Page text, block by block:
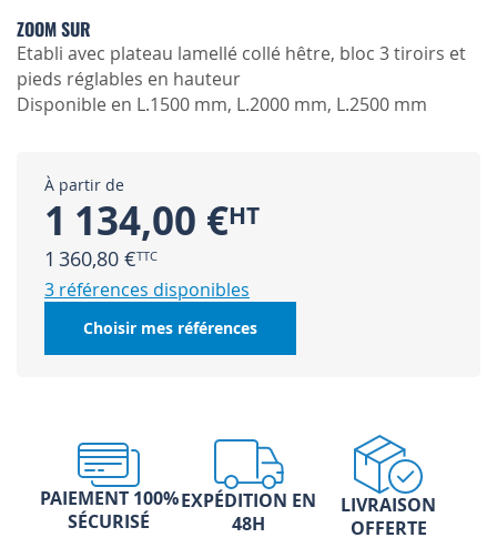
ZOOM SUR
Etabli avec plateau lamellé collé hêtre, bloc 3 tiroirs et
pieds réglables en hauteur
Disponible en L.1500 mm, L.2000 mm, L.2500 mm
À partir de
1 134,00 €
1 360,80 €
3 références disponibles
Choisir mes références
PAIEMENT 100%
SÉCURISÉ
EXPÉDITION EN
48H
LIVRAISON
OFFERTE